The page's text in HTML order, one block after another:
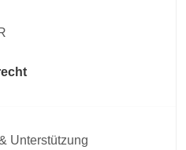
Unterstützung